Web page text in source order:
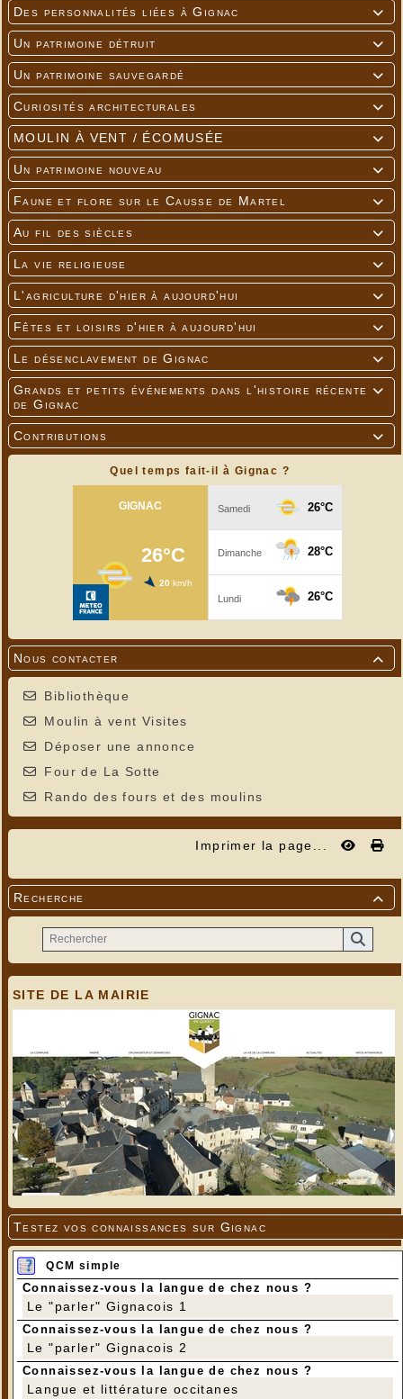

Des personnalités liées à Gignac

Un patrimoine détruit

Un patrimoine sauvegardé

Curiosités architecturales

MOULIN À VENT / ÉCOMUSÉE

Un patrimoine nouveau

Faune et flore sur le Causse de Martel

Au fil des siècles

La vie religieuse

L'agriculture d'hier à aujourd'hui

Fêtes et loisirs d'hier à aujourd'hui

Le désenclavement de Gignac

Grands et petits événements dans l'histoire récente
de Gignac

Contributions
Quel temps fait-il à Gignac ?

Nous contacter
Bibliothèque
Moulin à vent Visites
Déposer une annonce
Four de La Sotte
Rando des fours et des moulins
Imprimer la page...

Recherche
SITE DE LA MAIRIE
Testez vos connaissances sur Gignac
QCM simple
Connaissez-vous la langue de chez nous ?
Le "parler" Gignacois 1
Connaissez-vous la langue de chez nous ?
Le "parler" Gignacois 2
Connaissez-vous la langue de chez nous ?
Langue et littérature occitanes